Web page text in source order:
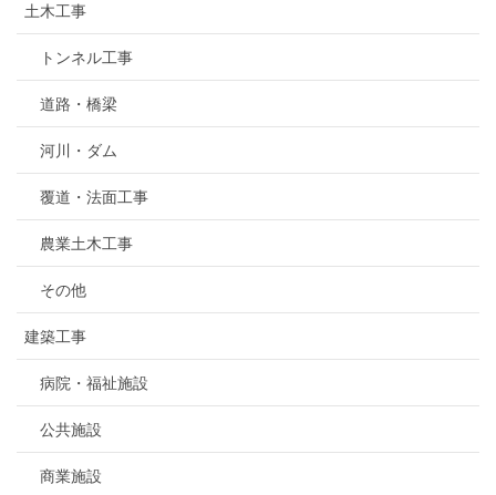
土木工事
トンネル工事
道路・橋梁
河川・ダム
覆道・法面工事
農業土木工事
その他
建築工事
病院・福祉施設
公共施設
商業施設